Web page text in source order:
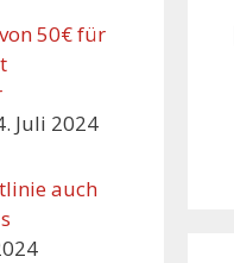
50€ für
Juli 2024
auch